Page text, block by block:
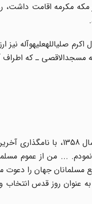
مکه مکرمه اقامت
.
صلی‏الله‏علیه‏و‏آله
به مسجدالاقصی ـ که
حضرت امام خمینی رحمه‏الله
... من از عموم
جهان را دعوت
عنوان روز قدس